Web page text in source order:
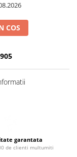
COS
garantata
de clienti multumiti